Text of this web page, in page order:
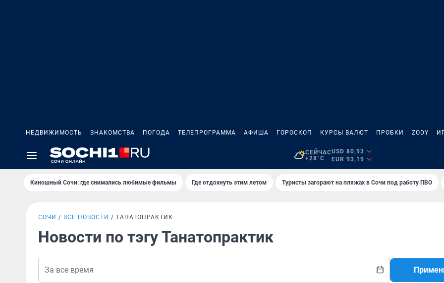
НЕДВИЖИМОСТЬ ЗНАКОМСТВА ПОГОДА ТЕЛЕПРОГРАММА АФИША ГОРОСКОП КУРСЫ ВАЛЮТ ПРОБКИ ZODY
СЕЙЧАС
+28°C
USD 80,93
EUR 93,19
Киношный Сочи: где снимались любимые фильмы Где отдохнуть этим летом Туристы загорают на пляжах в Сочи под работу ПВО
СОЧИ ВСЕ НОВОСТИ ТАНАТОПРАКТИК
Новости по тэгу Танатопрактик